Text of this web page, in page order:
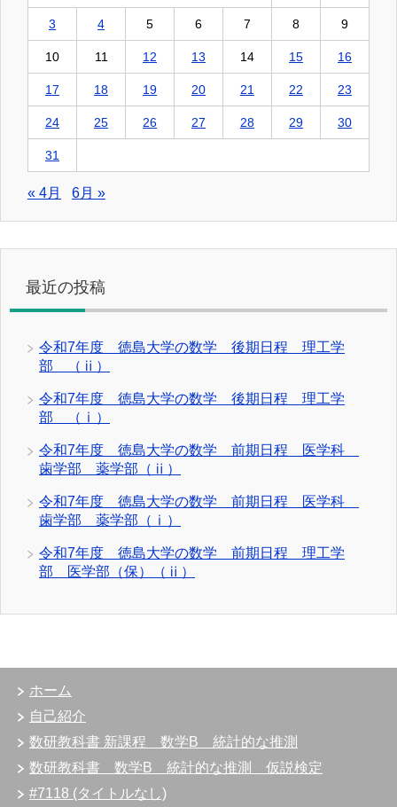
3 4 5 6 7 8 9
10 11 12 13 14 15 16
17 18 19 20 21 22 23
24 25 26 27 28 29 30
31
« 4月 6月 »
最近の投稿
令和7年度 徳島大学の数学 後期日程 理工学
部 （ⅱ）
令和7年度 徳島大学の数学 後期日程 理工学
部 （ⅰ）
令和7年度 徳島大学の数学 前期日程 医学科
歯学部 薬学部（ⅱ）
令和7年度 徳島大学の数学 前期日程 医学科
歯学部 薬学部（ⅰ）
令和7年度 徳島大学の数学 前期日程 理工学
部 医学部（保）（ⅱ）
ホーム
自己紹介
数研教科書 新課程 数学B 統計的な推測
数研教科書 数学B 統計的な推測 仮説検定
#7118 (タイトルなし)